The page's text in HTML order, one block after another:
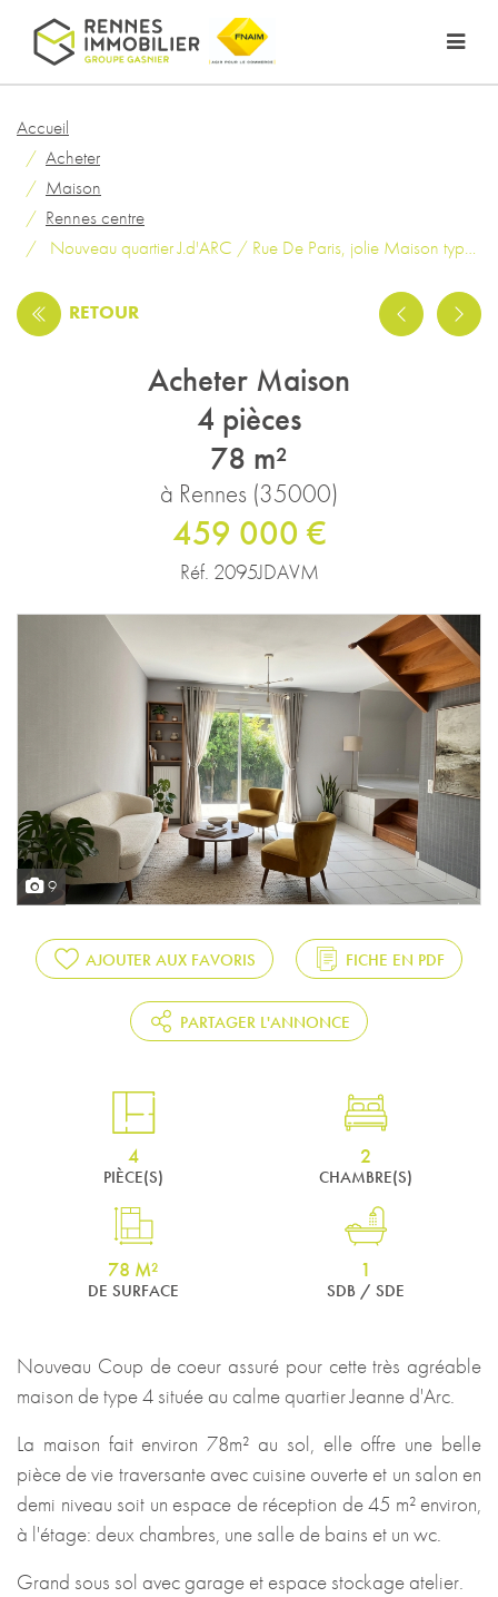
Accueil
Acheter
Maison
Rennes centre
Nouveau quartier J.d'ARC / Rue De Paris, jolie Maison type 4
RETOUR
Acheter Maison
4 pièces
78 m²
à Rennes (35000)
459 000 €
Réf. 2095JDAVM
9
AJOUTER AUX FAVORIS FICHE EN PDF
PARTAGER L'ANNONCE
4
PIÈCE(S)
2
CHAMBRE(S)
78 M²
DE SURFACE
1
SDB / SDE
Nouveau Coup de coeur assuré pour cette très agréable
maison de type 4 située au calme quartier Jeanne d'Arc.
La maison fait environ 78m² au sol, elle offre une belle
pièce de vie traversante avec cuisine ouverte et un salon en
demi niveau soit un espace de réception de 45 m² environ,
à l'étage: deux chambres, une salle de bains et un wc.
Grand sous sol avec garage et espace stockage atelier.